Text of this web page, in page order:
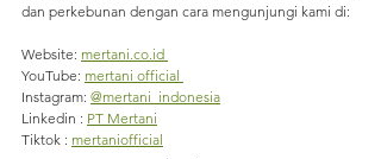
dan perkebunan dengan cara mengunjungi kami di:
Website: mertani.co.id
YouTube: mertani official
Instagram: @mertani_indonesia
Linkedin : PT Mertani
Tiktok : mertaniofficial